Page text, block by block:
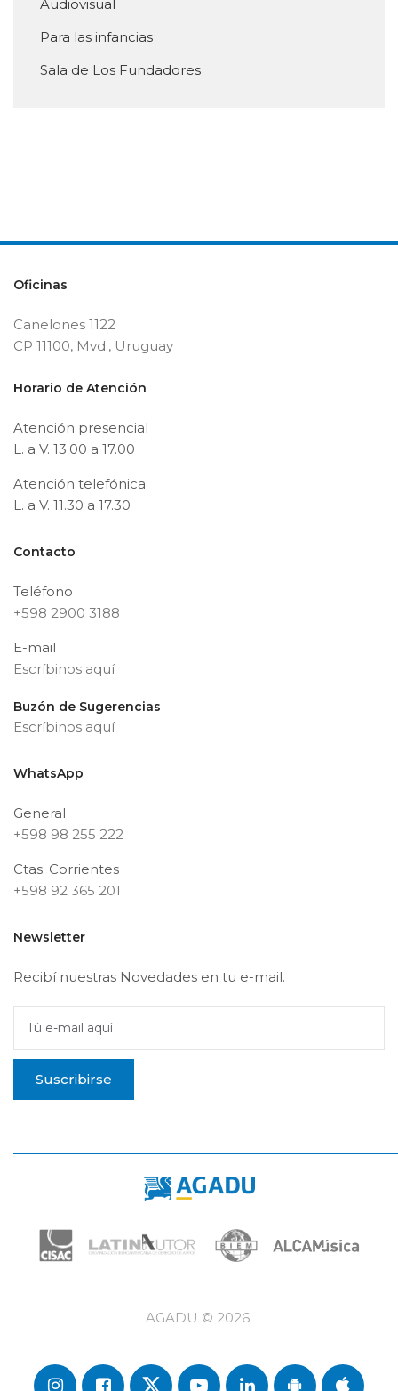
Audiovisual
Para las infancias
Sala de Los Fundadores
Oficinas
Canelones 1122
CP 11100, Mvd., Uruguay
Horario de Atención
Atención presencial
L. a V. 13.00 a 17.00
Atención telefónica
L. a V. 11.30 a 17.30
Contacto
Teléfono
+598 2900 3188
E-mail
Escríbinos aquí
Buzón de Sugerencias
Escríbinos aquí
WhatsApp
General
+598 98 255 222
Ctas. Corrientes
+598 92 365 201
Newsletter
Recibí nuestras Novedades en tu e-mail.
Tú e-mail aquí
Suscribirse
AGADU © 2026.